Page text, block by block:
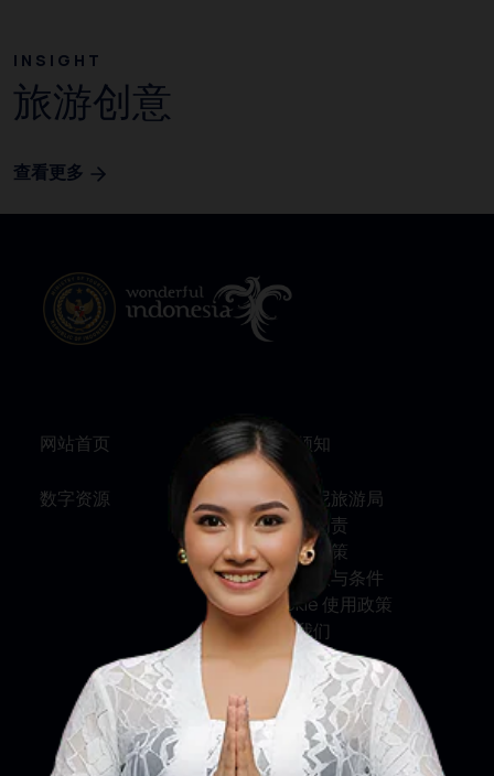
INSIGHT
旅游创意
查看更多
网站首页
数字资源
旅行须知
关于印尼旅游局
服务与问责
隐私权政策
使用条款与条件
Cookie 使用政策
联系我们
关注我们
印尼旅游部